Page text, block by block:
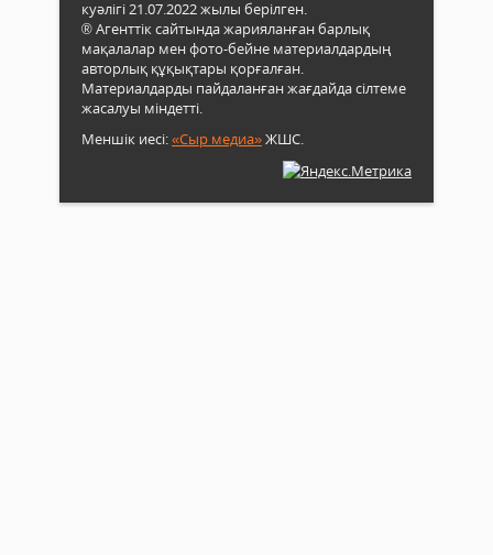
куәлігі 21.07.2022 жылы берілген.
® Агенттік сайтында жарияланған барлық
мақалалар мен фото-бейне материалдардың
авторлық құқықтары қорғалған.
Материалдарды пайдаланған жағдайда сілтеме
жасалуы міндетті.
Меншік иесі:«Сыр медиа»ЖШС.